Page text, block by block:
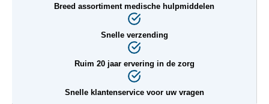
Breed assortiment medische hulpmiddelen
Snelle verzending
Ruim 20 jaar ervering in de zorg
Snelle klantenservice voor uw vragen